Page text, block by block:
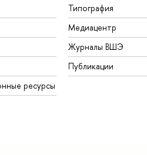
ресурсы
Типография
Медиацентр
Журналы ВШЭ
Публикации